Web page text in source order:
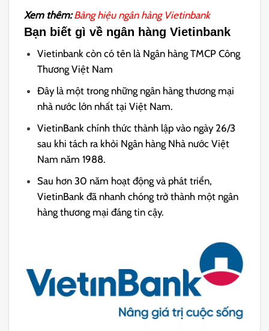
Xem thêm: Bảng hiệu ngân hàng Vietinbank
Bạn biết gì về ngân hàng Vietinbank
Vietinbank còn có tên là Ngân hàng TMCP Công
Thương Việt Nam
Đây là một trong những ngân hàng thương mại
nhà nước lớn nhất tại Việt Nam.
VietinBank chính thức thành lập vào ngày 26/3
sau khi tách ra khỏi Ngân hàng Nhà nước Việt
Nam năm 1988.
Sau hơn 30 năm hoạt động và phát triển,
VietinBank đã nhanh chóng trở thành một ngân
hàng thương mại đáng tin cậy.